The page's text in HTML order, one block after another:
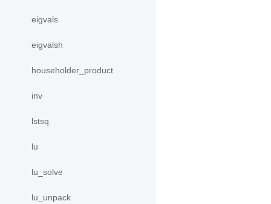
eigvals
eigvalsh
householder_product
inv
lstsq
lu
lu_solve
lu_unpack